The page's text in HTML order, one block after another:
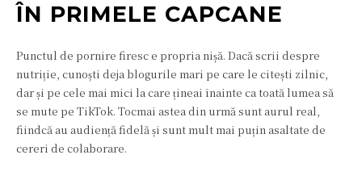
ÎN PRIMELE CAPCANE
Punctul de pornire firesc e propria nișă. Dacă scrii despre
nutriție, cunoști deja blogurile mari pe care le citești zilnic,
dar și pe cele mai mici la care țineai înainte ca toată lumea să
se mute pe TikTok. Tocmai astea din urmă sunt aurul real,
fiindcă au audiență fidelă și sunt mult mai puțin asaltate de
cereri de colaborare.